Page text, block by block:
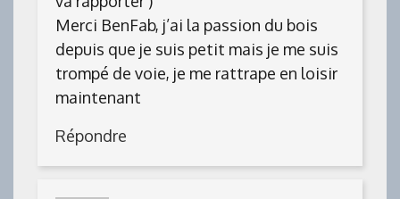
Merci BenFab, j’ai la passion du bois
depuis que je suis petit mais je me suis
trompé de voie, je me rattrape en loisir
maintenant
Répondre